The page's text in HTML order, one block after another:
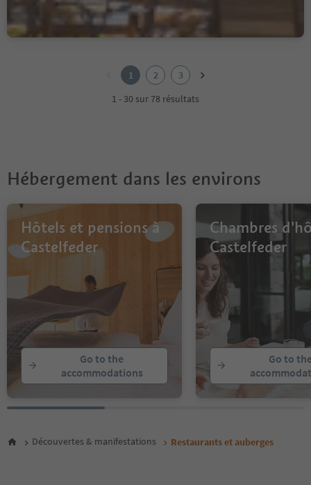
1 2
3
1 - 30 sur 78 résultats
Hébergement dans les environs
Hôtels et pensions à
Castelfeder
Go to the
accommodations
Chambres
Castelfeder
Go to
Découvertes & manifestations Restaurants et auberges